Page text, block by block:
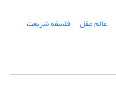
عالم عقل
فلسفه شریعت